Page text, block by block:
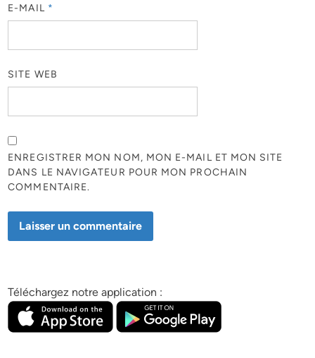
E-MAIL *
SITE WEB
ENREGISTRER MON NOM, MON E-MAIL ET MON SITE
DANS LE NAVIGATEUR POUR MON PROCHAIN
COMMENTAIRE.
Téléchargez notre application :